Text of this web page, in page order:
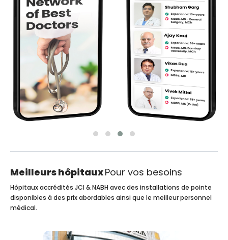
Meilleurs hôpitauxPour vos besoins
Hôpitaux accrédités JCI & NABH avec des installations de pointe
disponibles à des prix abordables ainsi que le meilleur personnel
médical.